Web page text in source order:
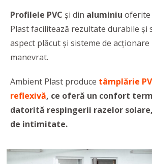
Profilele PVC și din aluminiu oferite
Plast facilitează rezultate durabile și
aspect plăcut și sisteme de acționare
manevrat.
Ambient Plast produce tâmplărie
reflexivă, ce oferă un confort
datorită respingerii razelor
de intimitate.